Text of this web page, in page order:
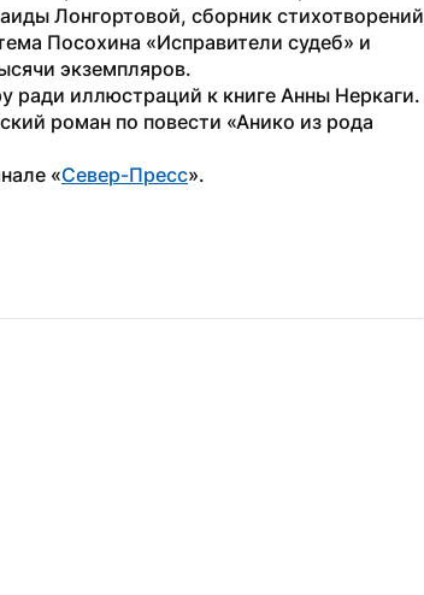
Лонгортовой, сборник стихотворений
Посохина «Исправители судеб» и
экземпляров.
ради иллюстраций к книге Анны Неркаги.
роман по повести «Анико из рода
«Север-Пресс».